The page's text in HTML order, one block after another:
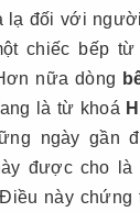
lạ đối với
chiếc bếp từ
nữa dòng
là từ khoá
ngày gần
được cho là
này chứng